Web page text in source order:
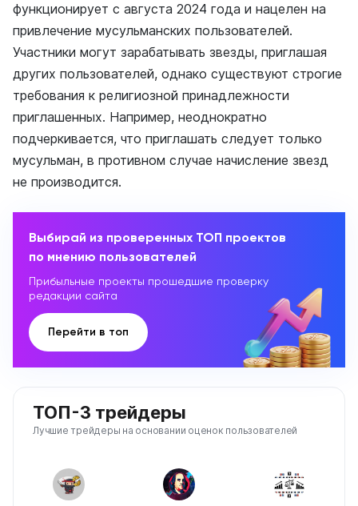
функционирует с августа 2024 года и нацелен на
привлечение мусульманских пользователей.
Участники могут зарабатывать звезды, приглашая
других пользователей, однако существуют строгие
требования к религиозной принадлежности
приглашенных. Например, неоднократно
подчеркивается, что приглашать следует только
мусульман, в противном случае начисление звезд
не производится.
Выбирай из проверенных ТОП проектов
по мнению пользователей
Прибыльные проекты прошедшие проверку
редакции сайта
Перейти в топ
ТОП-3 трейдеры
Лучшие трейдеры на основании оценок пользователей